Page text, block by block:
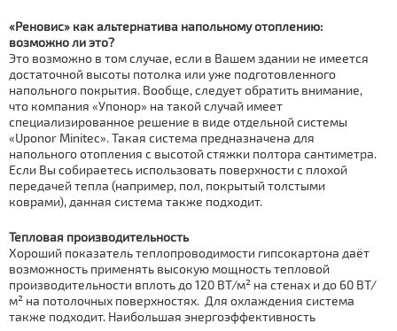
«Реновис» как альтернатива напольному отоплению:
возможно ли это?
Это возможно в том случае, если в Вашем здании не имеется
достаточной высоты потолка или уже подготовленного
напольного покрытия. Вообще, следует обратить внимание,
что компания «Упонор» на такой случай имеет
специализированное решение в виде отдельной системы
«Uponor Minitec». Такая система предназначена для
напольного отопления с высотой стяжки полтора сантиметра.
Если Вы собираетесь использовать поверхности с плохой
передачей тепла (например, пол, покрытый толстыми
коврами), данная система также подходит.
Тепловая производительность
Хороший показатель теплопроводимости гипсокартона даёт
возможность применять высокую мощность тепловой
производительности вплоть до 120 ВТ/м² на стенах и до 60 ВТ/
м² на потолочных поверхностях. Для охлаждения система
также подходит. Наибольшая энергоэффективность